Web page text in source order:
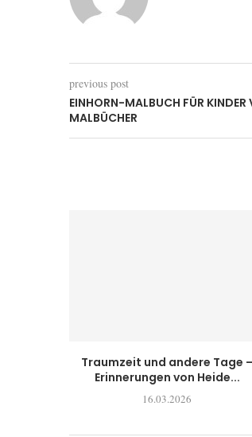
previous post
EINHORN-MALBUCH FÜR
MALBÜCHER
Traumzeit und andere Tage –
Erinnerungen von Heide...
16.03.2026